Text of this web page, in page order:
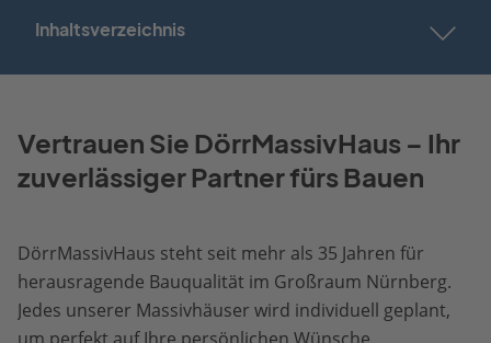
Inhaltsverzeichnis
Vertrauen Sie DörrMassivHaus – Ihr
zuverlässiger Partner fürs Bauen
DörrMassivHaus steht seit mehr als 35 Jahren für
herausragende Bauqualität im Großraum Nürnberg.
Jedes unserer Massivhäuser wird individuell geplant,